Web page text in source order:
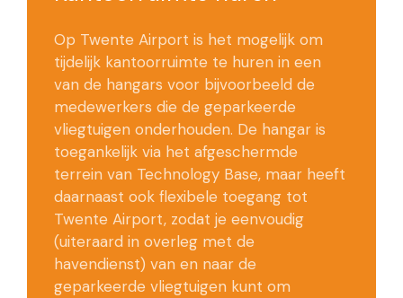
Op Twente Airport is het mogelijk om
tijdelijk kantoorruimte te huren in een
van de hangars voor bijvoorbeeld de
medewerkers die de geparkeerde
vliegtuigen onderhouden. De hangar is
toegankelijk via het afgeschermde
terrein van Technology Base, maar heeft
daarnaast ook flexibele toegang tot
Twente Airport, zodat je eenvoudig
(uiteraard in overleg met de
havendienst) van en naar de
geparkeerde vliegtuigen kunt om